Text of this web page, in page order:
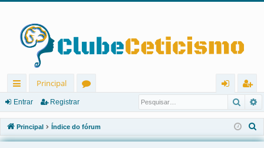
in
ks
rá
Principal
u
ns
ra
r
eg
ist
ra
Entrar Registrar
Principal Índice do fórum
e